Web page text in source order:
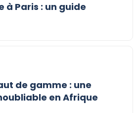
à Paris : un guide
de gamme : une
en Afrique